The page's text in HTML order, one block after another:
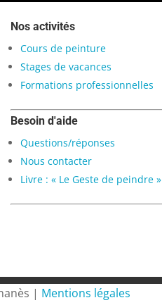
Nos activités
Cours de peinture
Stages de vacances
Formations professionnelles
Besoin d'aide
Questions/réponses
Nous contacter
Livre : « Le Geste de peindre »
| Mentions légales